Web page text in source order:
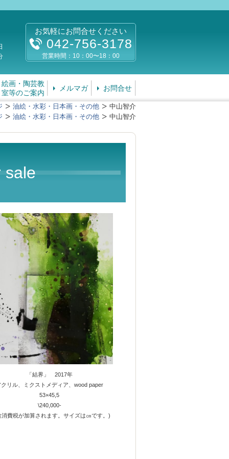
お気軽にお問合せください
042-756-3178
営業時間：10：00〜18：00
絵画・陶芸教
室等のご案内
メルマガ お問合せ
油絵・水彩・日本画・その他
中山智介
油絵・水彩・日本画・その他 中山智介
sale
「結界」 2017年
クリル、ミクストメディア、wood paper
53×45,5
\240,000-
消費税が加算されます。サイズは㎝です。)